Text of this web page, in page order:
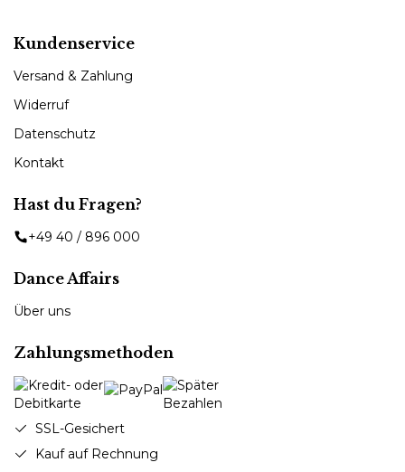
Kundenservice
Versand & Zahlung
Widerruf
Datenschutz
Kontakt
Hast du Fragen?
+49 40 / 896 000
Dance Affairs
Über uns
Zahlungsmethoden
SSL-Gesichert
Kauf auf Rechnung